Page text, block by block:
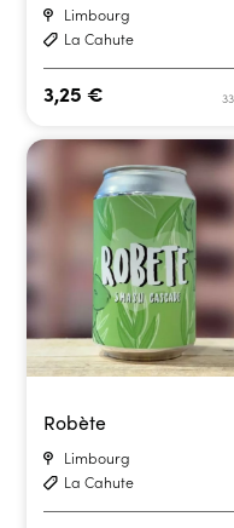
Limbourg
La Cahute
3,25€
Robète
Limbourg
La Cahute